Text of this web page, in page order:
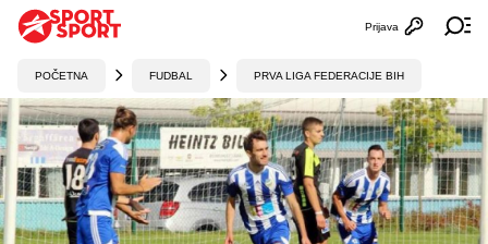
Otvori
Prijava
POČETNA FUDBAL PRVA LIGA FEDERACIJE BIH